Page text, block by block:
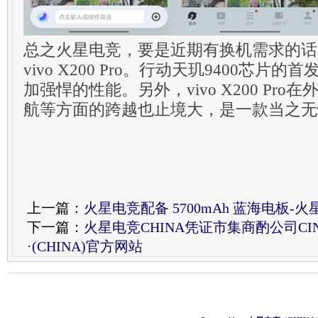
总之火星电竞，要是近期有换机需求的
vivo X200 Pro。行动天玑9400芯片的首
加强悍的性能。另外，vivo X200 Pro在
航等方面的跨越也止境大，是一款当之
上一篇： 火星电竞配备 5700mAh 蓝海电板-火
下一篇： 火星电竞CHINA凭证市集商酌公司
·(CHINA)官方网站